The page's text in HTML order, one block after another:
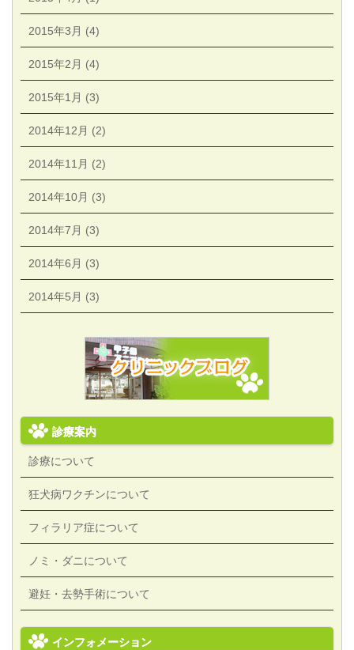
2015年3月 (4)
2015年2月 (4)
2015年1月 (3)
2014年12月 (2)
2014年11月 (2)
2014年10月 (3)
2014年7月 (3)
2014年6月 (3)
2014年5月 (3)
診療案内
診療について
狂犬病ワクチンについて
フィラリア症について
ノミ・ダニについて
避妊・去勢手術について
インフォメーション